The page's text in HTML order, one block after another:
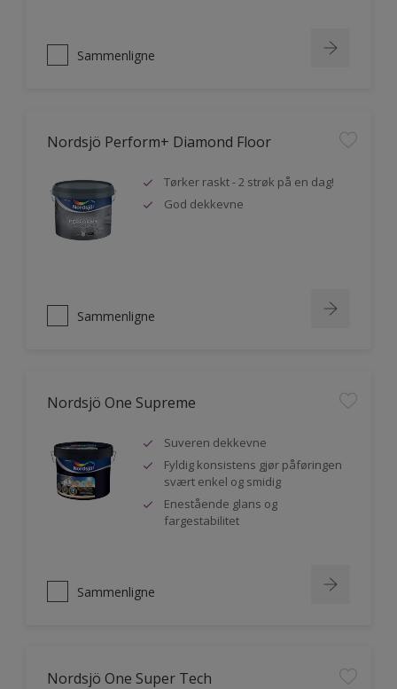
Sammenligne
Nordsjö Perform+ Diamond Floor
Tørker raskt - 2 strøk på en dag!
God dekkevne
Sammenligne
Nordsjö One Supreme
Suveren dekkevne
Fyldig konsistens gjør påføringen
svært enkel og smidig
Enestående glans og
fargestabilitet
Sammenligne
Nordsjö One Super Tech